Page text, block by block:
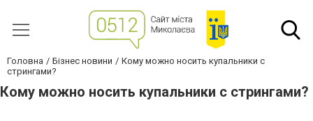
Головна Бізнес новини
Кому можно носить купальники с
стрингами?
Кому можно носить купальники с стрингами?